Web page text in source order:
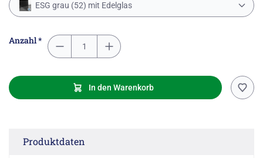
ESG grau (52) mit Edelglas
Anzahl *
In den Warenkorb
Produktdaten